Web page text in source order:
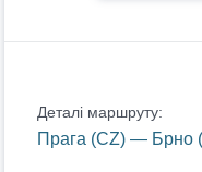
Деталі маршруту:
Прага (CZ) — Брно